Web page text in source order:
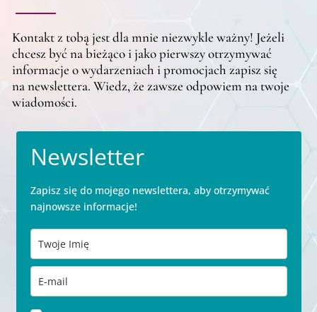
Kontakt z tobą jest dla mnie niezwykle ważny! Jeżeli
chcesz być na bieżąco i jako pierwszy otrzymywać
informacje o wydarzeniach i promocjach zapisz się
na newslettera. Wiedz, że zawsze odpowiem na twoje
wiadomości.
Newsletter
Zapisz się do mojego newslettera, aby otrzymywać
najnowsze informacje!